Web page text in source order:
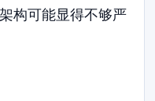
构可能显得不够严